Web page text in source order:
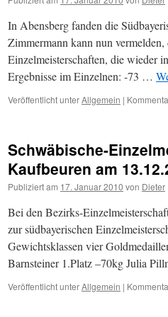
In Abensberg fanden die
Zimmermann kann nun
Einzelmeisterschaften, die wieder
Ergebnisse im Einzelnen: -73 …
Veröffentlicht unterAllgemein |
Schwäbische-
Kaufbeuren am
Publiziert am 17. Januar 2010 von Dieter
Bei den Bezirks-
zur südbayerischen
Gewichtsklassen vier
Barnsteiner 1.Platz –70kg Julia
Veröffentlicht unterAllgemein |